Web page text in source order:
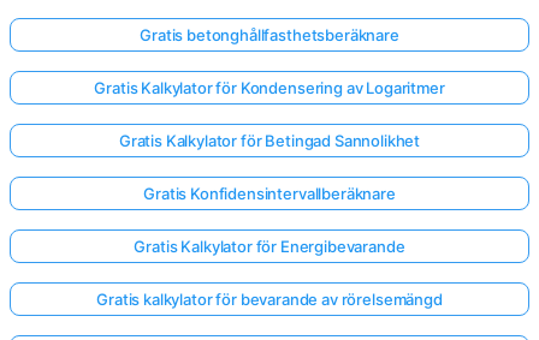
Gratis betonghållfasthetsberäknare
Gratis Kalkylator för Kondensering av Logaritmer
Gratis Kalkylator för Betingad Sannolikhet
Gratis Konfidensintervallberäknare
Gratis Kalkylator för Energibevarande
Gratis kalkylator för bevarande av rörelsemängd